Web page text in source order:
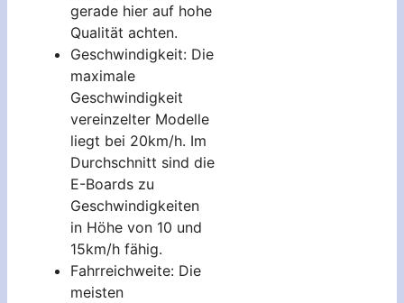
gerade hier auf hohe
Qualität achten.
Geschwindigkeit: Die
maximale
Geschwindigkeit
vereinzelter Modelle
liegt bei 20km/h. Im
Durchschnitt sind die
E-Boards zu
Geschwindigkeiten
in Höhe von 10 und
15km/h fähig.
Fahrreichweite: Die
meisten